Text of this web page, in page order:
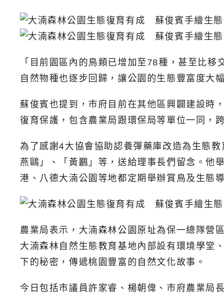
「目前園區內的鳥類已增加至78種，甚至比
自然物種也逐步回歸，讓公園的生態豐富度大
蘇俊賓也提到，市府目前在其他區興闢建設時
復育保護，包含農業局跟環保局等單位一同，
為了感謝4大協會協助認養彈藥庫改造為生態
燕鷗」、「黃鸝」等，送給理事長們留念。他
港、八德大湳公園等地都定期舉辦賞鳥及生態
農業局表示，大湳森林公園原址為保一總隊營
大湳森林自然生態教育基地內部設有環境學堂
下的秘密，傳遞桃園豐富的自然文化故事。
今日包括市議員許家睿、楊朝偉、市府農業局